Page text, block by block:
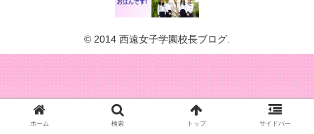
© 2014 西遠女子学園校長ブログ.
ホーム 検索 トップ サイドバー